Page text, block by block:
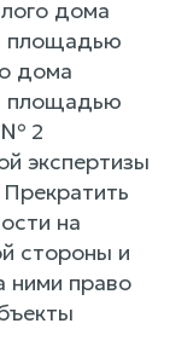
дома
площадью
дома
площадью
№ 2
экспертизы
на
стороны и
ними право